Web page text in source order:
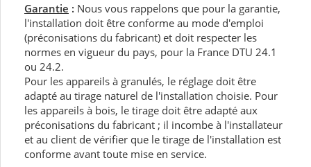
Garantie : Nous vous rappelons que pour la garantie,
l'installation doit être conforme au mode d'emploi
(préconisations du fabricant) et doit respecter les
normes en vigueur du pays, pour la France DTU 24.1
ou 24.2.
Pour les appareils à granulés, le réglage doit être
adapté au tirage naturel de l'installation choisie. Pour
les appareils à bois, le tirage doit être adapté aux
préconisations du fabricant ; il incombe à l'installateur
et au client de vérifier que le tirage de l'installation est
conforme avant toute mise en service.